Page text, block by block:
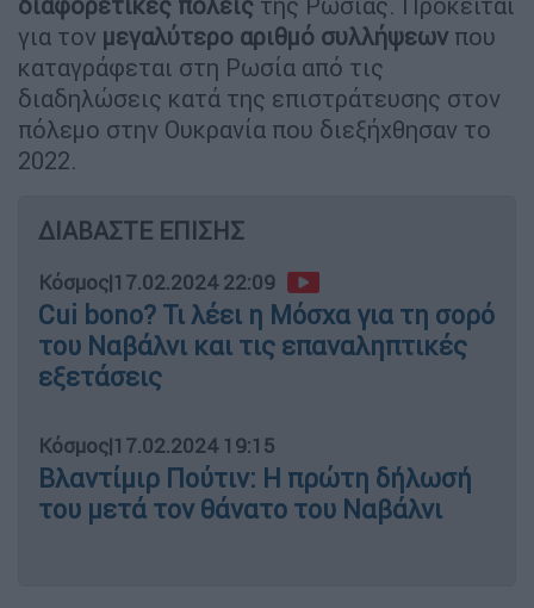
για τον μεγαλύτερο αριθμό συλλήψεων που
καταγράφεται στη Ρωσία από τις
διαδηλώσεις κατά της επιστράτευσης στον
πόλεμο στην Ουκρανία που διεξήχθησαν το
2022.
ΔΙΑΒΑΣΤΕ ΕΠΙΣΗΣ
Κόσμος|17.02.2024 22:09
Cui bono? Τι λέει η Μόσχα για τη σορό
του Ναβάλνι και τις επαναληπτικές
εξετάσεις
Κόσμος|17.02.2024 19:15
Βλαντίμιρ Πούτιν: Η πρώτη δήλωσή
του μετά τον θάνατο του Ναβάλνι